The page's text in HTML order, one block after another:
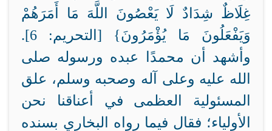
غِلَاظٌ شِدَادٌ لَا يَعْصُونَ اللَّهَ مَا أَمَرَهُمْ
وَيَفْعَلُونَ مَا يُؤْمَرُونَ} [التحريم: 6].
وأشهد أن محمدًا عبده ورسوله صلى
الله عليه وعلى آله وصحبه وسلم، علق
المسئولية العظمى في أعناقنا نحن
الأولياء؛ فقال فيما رواه البخاري بسنده